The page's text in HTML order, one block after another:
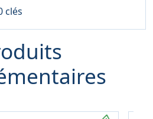
clés